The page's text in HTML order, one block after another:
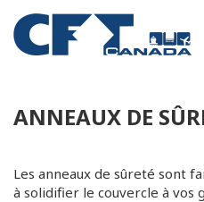
ANNEAUX DE
Les anneaux de sûreté sont
à solidifier le couvercle à vos